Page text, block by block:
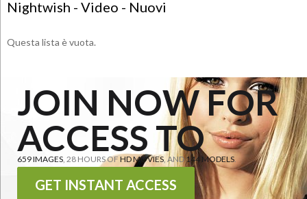
Nightwish - Video - Nuovi
Questa lista è vuota.
JOIN NOW FOR
ACCESS TO
659 IMAGES, 28 HOURS OF HD MOVIES, AND144 MODELS.
GET INSTANT ACCESS